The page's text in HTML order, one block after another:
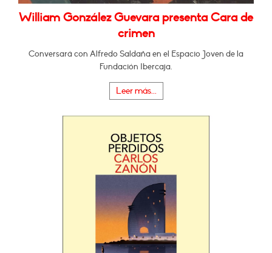
William González Guevara presenta Cara de
crimen
Conversará con Alfredo Saldaña en el Espacio Joven de la
Fundación Ibercaja.
Leer más...